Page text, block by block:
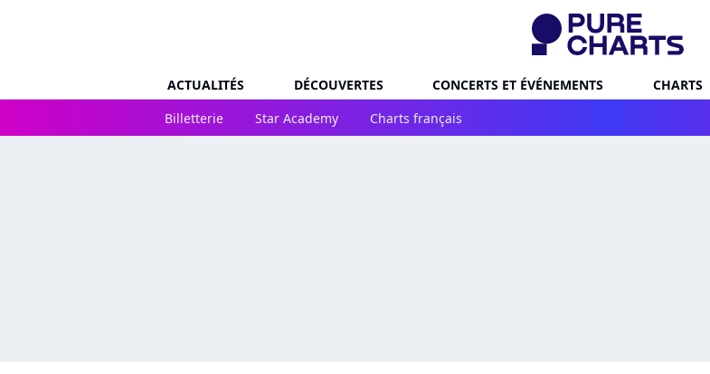
ACTUALITÉS DÉCOUVERTES CONCERTS ET ÉVÉNEMENTS CHARTS
Billetterie
Star Academy Charts français